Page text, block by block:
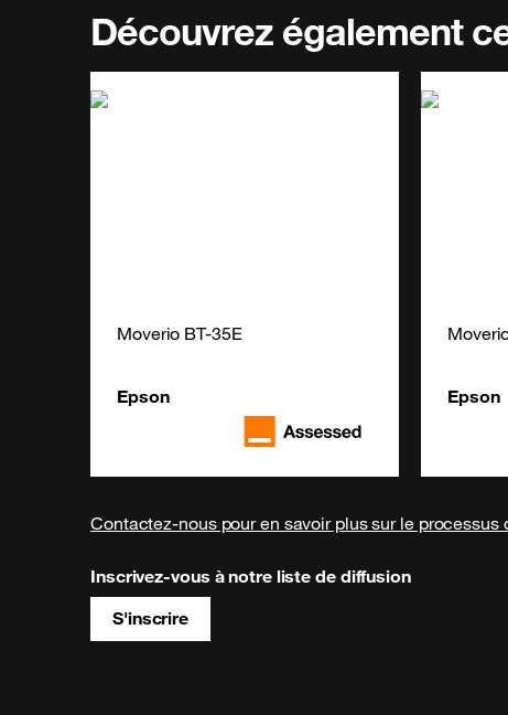
Découvrez également
Moverio BT-35E
Epson Epson
Contactez-nous pour en savoir plus sur le
Inscrivez-vous à notre liste de diffusion
S'inscrire